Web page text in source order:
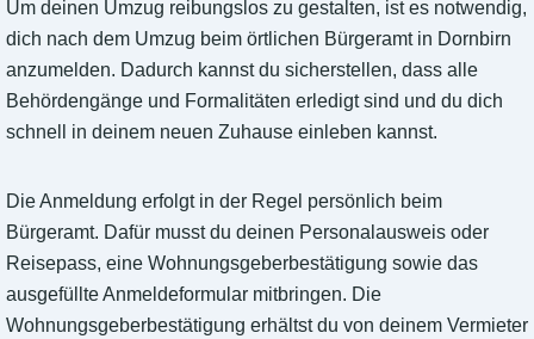
Um deinen Umzug reibungslos zu gestalten, ist es notwendig,
dich nach dem Umzug beim örtlichen Bürgeramt in Dornbirn
anzumelden. Dadurch kannst du sicherstellen, dass alle
Behördengänge und Formalitäten erledigt sind und du dich
schnell in deinem neuen Zuhause einleben kannst.
Die Anmeldung erfolgt in der Regel persönlich beim
Bürgeramt. Dafür musst du deinen Personalausweis oder
Reisepass, eine Wohnungsgeberbestätigung sowie das
ausgefüllte Anmeldeformular mitbringen. Die
Wohnungsgeberbestätigung erhältst du von deinem Vermieter